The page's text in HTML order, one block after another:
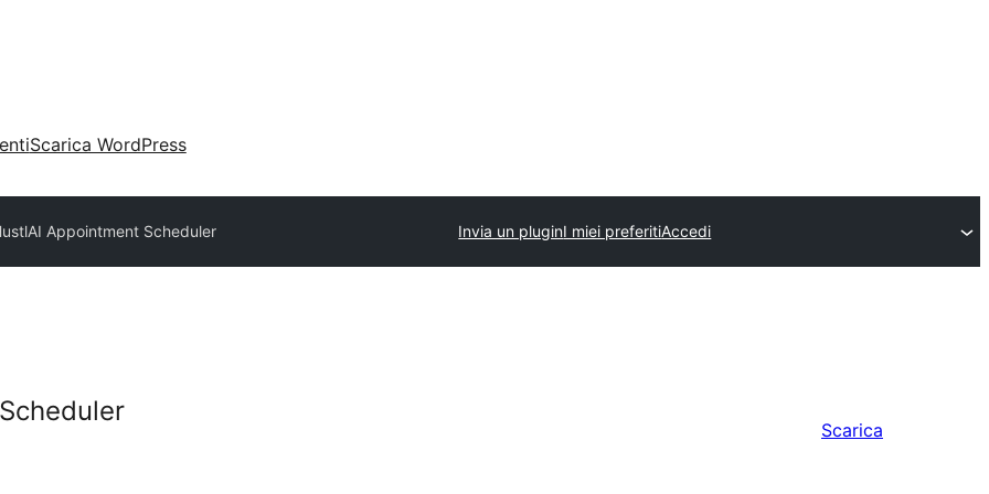
Scarica WordPress
Appointment Scheduler Invia un pluginI miei preferitiAccedi
Scarica